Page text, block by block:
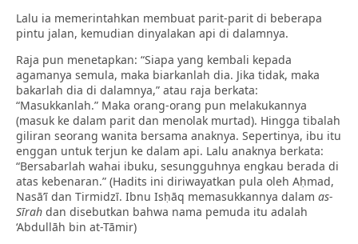
Lalu ia memerintahkan membuat parit-parit di beberapa
pintu jalan, kemudian dinyalakan api di dalamnya.
Raja pun menetapkan: “Siapa yang kembali kepada
agamanya semula, maka biarkanlah dia. Jika tidak, maka
bakarlah dia di dalamnya,” atau raja berkata:
“Masukkanlah.” Maka orang-orang pun melakukannya
(masuk ke dalam parit dan menolak murtad). Hingga tibalah
giliran seorang wanita bersama anaknya. Sepertinya, ibu itu
enggan untuk terjun ke dalam api. Lalu anaknya berkata:
“Bersabarlah wahai ibuku, sesungguhnya engkau berada di
atas kebenaran.” (Hadits ini diriwayatkan pula oleh Aḥmad,
Nasā’ī dan Tirmidzī. Ibnu Isḥāq memasukkannya dalam as-
Sīrah dan disebutkan bahwa nama pemuda itu adalah
‘Abdullāh bin at-Tāmir)